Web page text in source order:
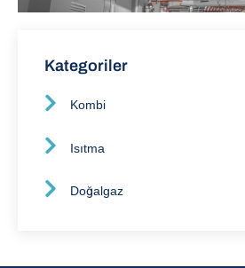
Kategoriler
Kombi
Isıtma
Doğalgaz